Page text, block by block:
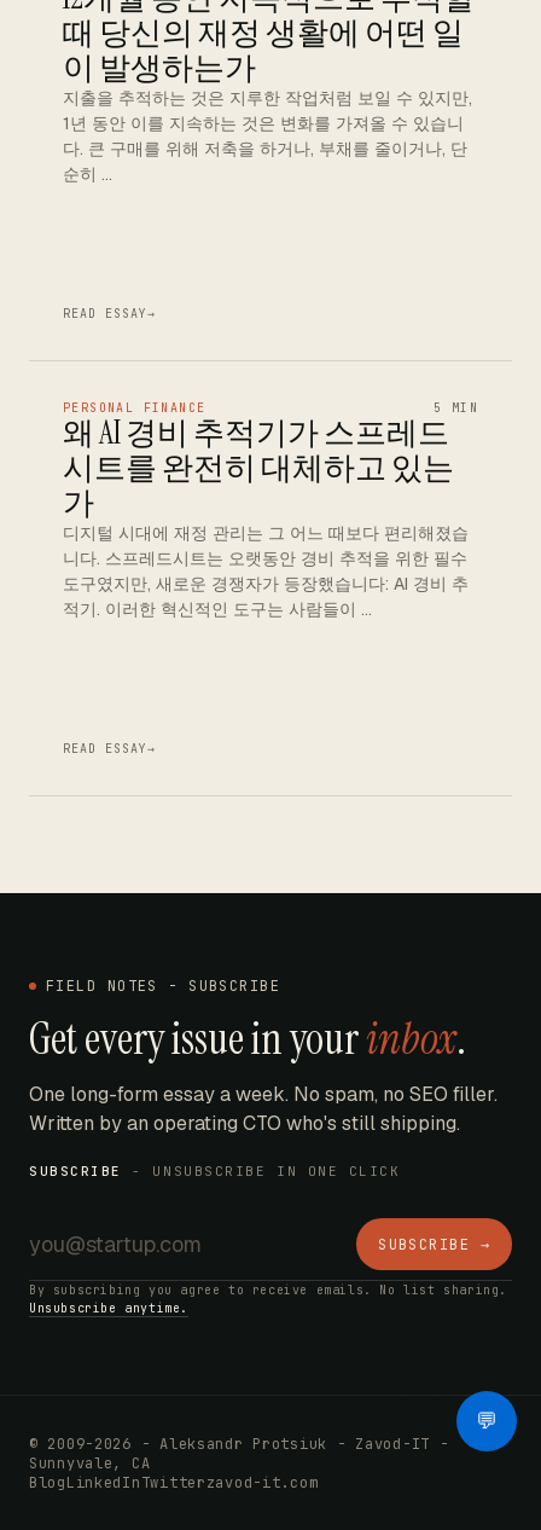
때 당신의 재정 생활에 어떤 일
이 발생하는가
지출을 추적하는 것은 지루한 작업처럼 보일 수 있지만,
1년 동안 이를 지속하는 것은 변화를 가져올 수 있습니
다. 큰 구매를 위해 저축을 하거나, 부채를 줄이거나, 단
순히 …
READ ESSAY→
PERSONAL FINANCE 5 MIN
왜 AI 경비 추적기가 스프레드
시트를 완전히 대체하고 있는
가
디지털 시대에 재정 관리는 그 어느 때보다 편리해졌습
니다. 스프레드시트는 오랫동안 경비 추적을 위한 필수
도구였지만, 새로운 경쟁자가 등장했습니다: AI 경비 추
적기. 이러한 혁신적인 도구는 사람들이 …
READ ESSAY→
FIELD NOTES - SUBSCRIBE
Get every issue in yourinbox.
One long-form essay a week. No spam, no SEO filler.
Written by an operating CTO who's still shipping.
SUBSCRIBE - UNSUBSCRIBE IN ONE CLICK
SUBSCRIBE →
By subscribing you agree to receive emails. No list sharing.
Unsubscribe anytime.
© 2009-2026 - Aleksandr Protsiuk - Zavod-IT -
Sunnyvale, CA
BlogLinkedInTwitterzavod-it.com
💬